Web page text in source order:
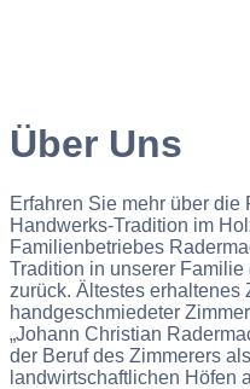
Über Uns
Erfahren Sie mehr über
Handwerks-Tradition im
Familienbetriebes
Tradition in unserer
zurück. Ältestes erhaltenes
handgeschmiedeter
„Johann Christian
der Beruf des Zimmerers
landwirtschaftlichen Höfen